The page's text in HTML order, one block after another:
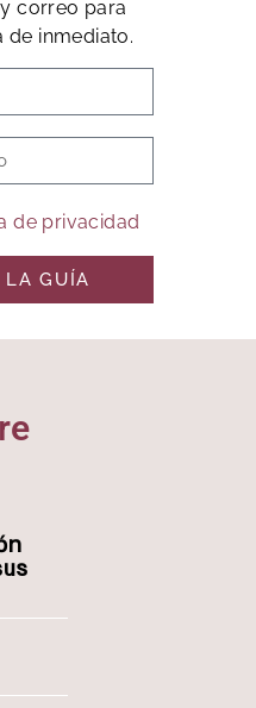
correo para
de inmediato.
de privacidad
LA GUÍA